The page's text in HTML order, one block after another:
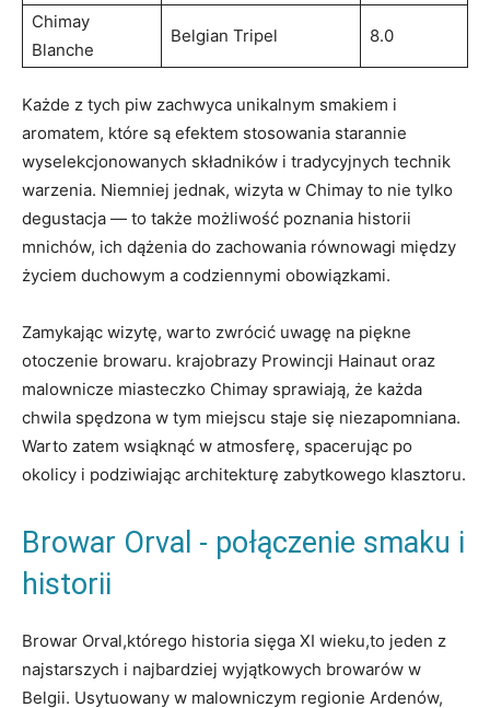
Chimay
Blanche
Belgian Tripel 8.0
Każde z tych piw zachwyca unikalnym ⁣smakiem i
aromatem, które są efektem stosowania ‍starannie
⁢wyselekcjonowanych⁣ składników i tradycyjnych⁢ technik
⁤warzenia. Niemniej jednak, wizyta w‌ Chimay⁤ to nie tylko‌
degustacja — to także ‌możliwość poznania historii
mnichów, ich ⁤dążenia do‍ zachowania równowagi ⁣między
życiem duchowym⁢ a codziennymi obowiązkami.
Zamykając wizytę, warto zwrócić uwagę na piękne
otoczenie ‍browaru. ‍krajobrazy Prowincji Hainaut oraz
malownicze‌ miasteczko ⁣Chimay ​sprawiają, że⁣ każda
chwila spędzona w tym miejscu staje ‍się‌ niezapomniana.
⁤Warto zatem wsiąknąć w ⁢atmosferę, spacerując po
okolicy i podziwiając architekturę zabytkowego klasztoru.
Browar​ Orval ‍- połączenie​ smaku⁤ i
historii
Browar Orval,którego historia⁤ sięga XI wieku,to jeden z
najstarszych i najbardziej wyjątkowych browarów w⁣
Belgii. Usytuowany w‌ malowniczym regionie Ardenów, ​